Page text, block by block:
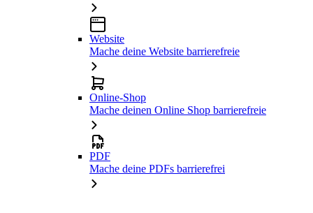
Website
Mache deine Website barrierefreie
Online-Shop
Mache deinen Online Shop barrierefreie
PDF
Mache deine PDFs barrierefrei